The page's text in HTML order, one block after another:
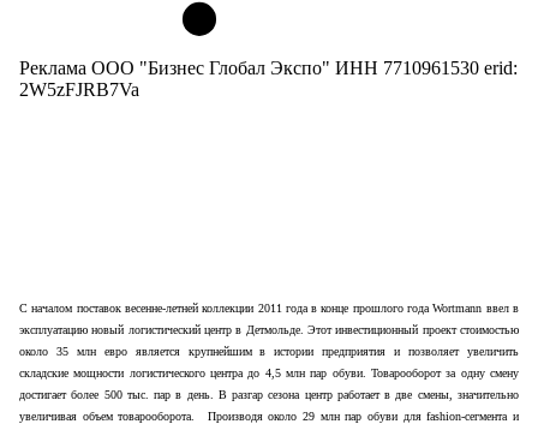
Реклама ООО "Бизнес Глобал Экспо" ИНН 7710961530 erid:
2W5zFJRB7Va
С началом поставок весенне-летней коллекции 2011 года в конце прошлого годаWortmann ввел в
эксплуатацию новый логистический центр в Детмольде. Этот инвестиционный проект стоимостью
около 35 млн евро является крупнейшим в истории предприятия и позволяет увеличить
складские мощности логистического центра до 4,5 млн пар обуви. Товарооборот за одну смену
достигает более 500 тыс. пар в день. В разгар сезона центр работает в две смены, значительно
увеличивая объем товарооборота.
Производя около 29 млн пар обуви дляfashion-сегмента и